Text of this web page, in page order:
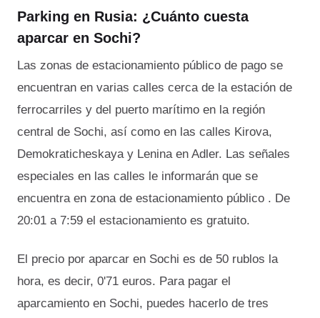
Parking en Rusia: ¿Cuánto cuesta
aparcar en Sochi?
Las zonas de estacionamiento público de pago se
encuentran en varias calles cerca de la estación de
ferrocarriles y del puerto marítimo en la región
central de Sochi, así como en las calles Kirova,
Demokraticheskaya y Lenina en Adler. Las señales
especiales en las calles le informarán que se
encuentra en zona de estacionamiento público . De
20:01 a 7:59 el estacionamiento es gratuito.
El precio por aparcar en Sochi es de 50 rublos la
hora, es decir, 0'71 euros. Para pagar el
aparcamiento en Sochi, puedes hacerlo de tres